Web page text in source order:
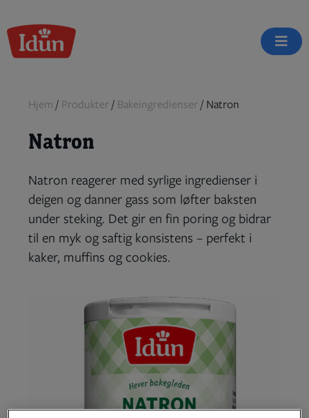
to
content
Hjem / Produkter/ Bakeingredienser/ Natron
Natron
Natron reagerer med syrlige ingredienser i
deigen og danner gass som løfter baksten
under steking. Det gir en fin poring og bidrar
til en myk og saftig konsistens – perfekt i
kaker, muffins og cookies.